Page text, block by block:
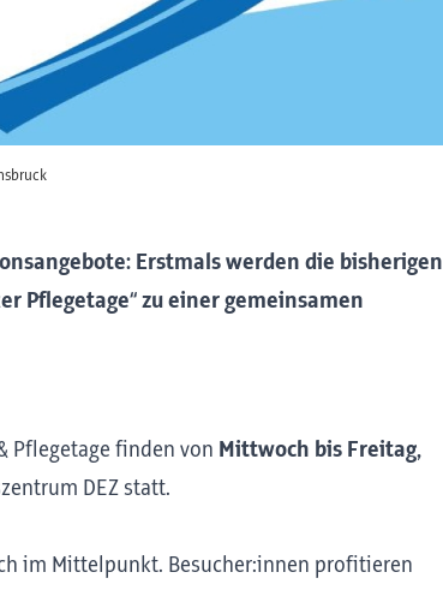
Erstmals werden die bisherigen
Pflegetage“ zu einer gemeinsamen
Pflegetage finden von Mittwoch bis Freitag,
DEZ statt.
im Mittelpunkt. Besucher:innen profitieren